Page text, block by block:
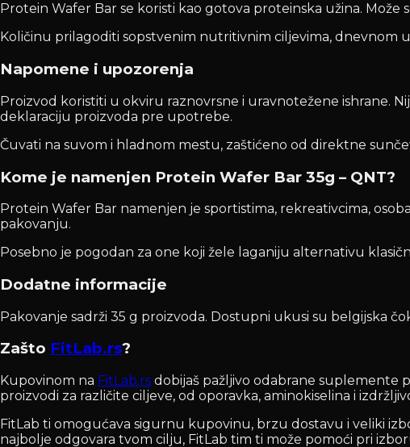
Protein Wafer Bar se koristi kao gotova proteinska užina.
Količinu prilagoditi sopstvenim nutritivnim ciljevima, dnevnom
Napomene i upozorenja
Proizvod koristiti u okviru raznovrsne i uravnotežene ishrane.
deklaraciju proizvoda pre upotrebe.
Čuvati na suvom i hladnom mestu, zaštićeno od direktne
Kome je namenjen Protein Wafer Bar 35g – QNT?
Protein Wafer Bar namenjen je sportistima, rekreativcima,
pakovanju.
Posebno je pogodan za one koji žele laganiju alternativu
Dodatne informacije
Pakovanje sadrži 35 g proizvoda. Dostupni ukusi su belgijska
Zašto FitLab.rs?
Kupovinom na FitLab.rs dobijaš pažljivo odabrane suplemente
proizvodi za različite ciljeve, od oporavka, aminokiselina i
FitLab ti omogućava sigurnu kupovinu, brzu dostavu i veliki
najbolje odgovara tvom cilju, FitLab tim ti može pomoći pri